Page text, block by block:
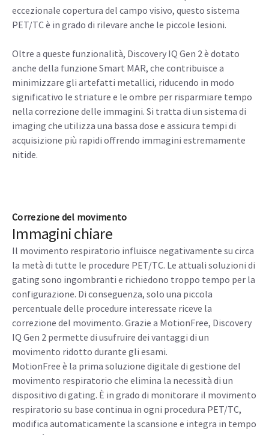
Sensibilità
esigenze più importanti
Discovery IQ Gen 2 conferma quello che un'elevata
sensibilità può fare per la qualità dell'immagine. Grazie alla
combinazione di elevata sensibilità NEMA, elevato NECR ed
eccezionale copertura del campo visivo, questo sistema
PET/TC è in grado di rilevare anche le piccole lesioni.
Oltre a queste funzionalità, Discovery IQ Gen 2 è dotato
nella correzione delle immagini. Si tratta di un sistema di
imaging che utilizza una bassa dose e assicura tempi di
acquisizione più rapidi offrendo immagini estremamente
nitide.
Correzione del movimento
Immagini chiare
Il movimento respiratorio influisce negativamente su circa
la metà di tutte le procedure PET/TC. Le attuali soluzioni di
gating sono ingombranti e richiedono troppo tempo per la
configurazione. Di conseguenza, solo una piccola
percentuale delle procedure interessate riceve la
correzione del movimento. Grazie a MotionFree, Discovery